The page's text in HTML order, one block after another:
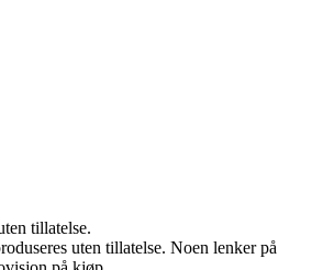
tillatelse.
uten tillatelse. Noen lenker på